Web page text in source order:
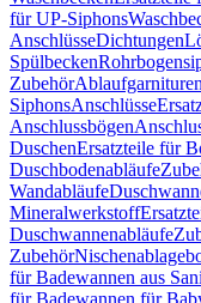
für UP-Siphons
AnschlüsseDichtungen
Spülbecken
Zubehör
SiphonsAnschlüsse
Anschlussbögen
DuschenErsatzteile für
Duschbodenabläufe
Wandabläufe
Mineralwerkstoff
Duschwannenabläufe
Zubehör
für Badewannen aus
für Badewannen für